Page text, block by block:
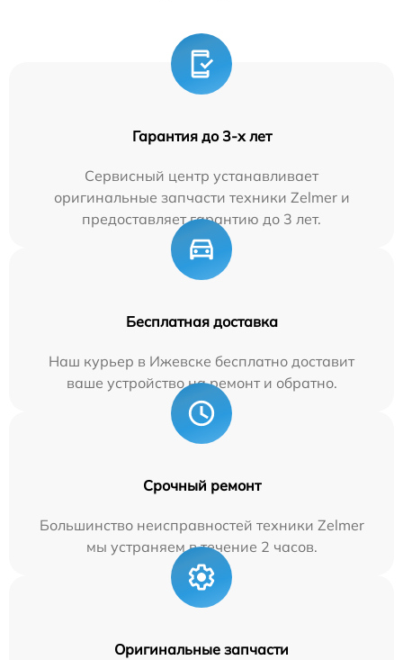
Гарантия до 3-х лет
Сервисный центр устанавливает
оригинальные запчасти техники Zelmer и
предоставляет гарантию до 3 лет.
Бесплатная доставка
Наш курьер в Ижевске бесплатно доставит
ваше устройство на ремонт и обратно.
Срочный ремонт
Большинство неисправностей техники Zelmer
мы устраняем в течение 2 часов.
Оригинальные запчасти